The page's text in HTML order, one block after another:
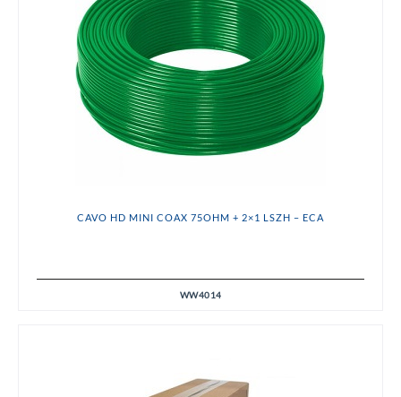
CAVO HD MINI COAX 75OHM + 2×1 LSZH – ECA
WW4014